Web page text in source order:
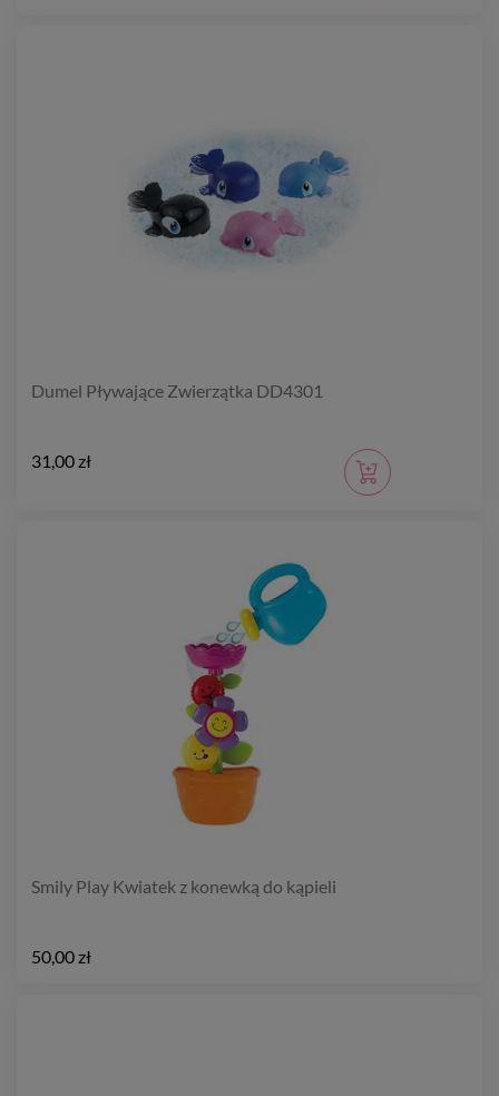
Dumel Pływające Zwierzątka DD4301
31,00 zł
Smily Play Kwiatek z konewką do kąpieli
50,00 zł